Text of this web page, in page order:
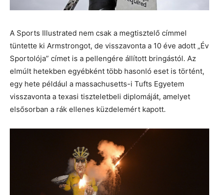
A Sports Illustrated nem csak a megtisztelő címmel
tüntette ki Armstrongot, de visszavonta a 10 éve adott „Év
Sportolója” címet is a pellengére állított bringástól. Az
elmúlt hetekben egyébként több hasonló eset is történt,
egy hete például a massachusetts-i Tufts Egyetem
visszavonta a texasi tiszteletbeli diplomáját, amelyet
elsősorban a rák ellenes küzdelemért kapott.